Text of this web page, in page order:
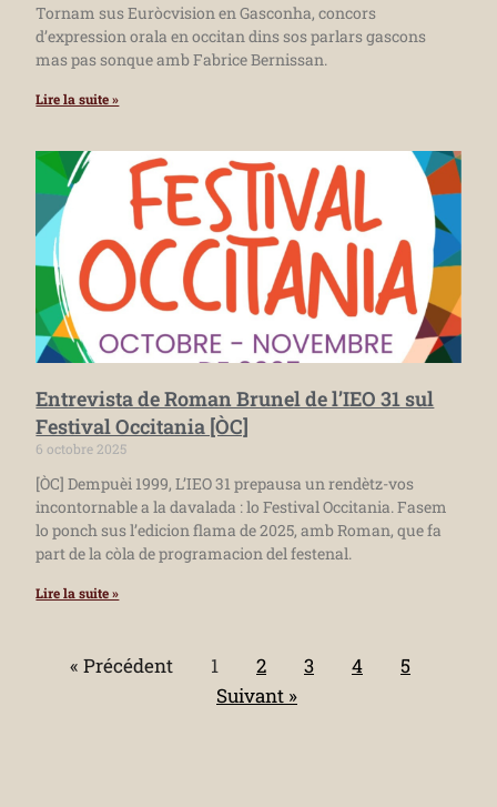
Tornam sus Euròcvision en Gasconha, concors
d’expression orala en occitan dins sos parlars gascons
mas pas sonque amb Fabrice Bernissan.
Lire la suite »
Entrevista de Roman Brunel de l’IEO 31 sul
Festival Occitania [ÒC]
6 octobre 2025
[ÒC] Dempuèi 1999, L’IEO 31 prepausa un rendètz-vos
incontornable a la davalada : lo Festival Occitania. Fasem
lo ponch sus l’edicion flama de 2025, amb Roman, que fa
part de la còla de programacion del festenal.
Lire la suite »
« Précédent 1 2 3 4
5
Suivant »